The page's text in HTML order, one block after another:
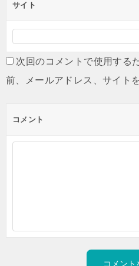
サイト
次回のコメントで使用する
前、メールアドレス、サイト
コメント